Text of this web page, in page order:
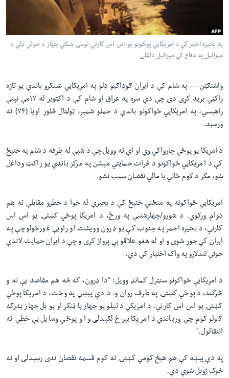
مخکې
مرکزي
لټون
واوړئ
Learning English
ژبې
په بحیره احمر کې د امریکایي پوځونو یو-اس-اس کارني نومی جنګي جهاز د حوثي ډلې د
میزائیل په دفاع کې میزائیل داغلی
واشنګټن —په شام کې د ایران ګوډاګیو ډلو په امریکایي عسکرو باندې یو تازه
راکټي برید کړی دی چې دې سره په عراق او شام کې د اکټوبر له ۱۷مې نېتې
راهېسي، په امریکایي ځواکونو باندې د حملو شمېر، ټولټال څلور اویا (۷۴) ته
ورسېد.
د امریکا یو پوځي چارواکي وي او اې ته وویل چې د شپې له طرفه د شام په ختیځ
کې د امریکایي ځواکونو د فرات حمایتي مېشن په مرکز باندې یو راکټ وداغل
شو، مګر د کوم ځاني یا مالي نقصان سبب نشو.
امریکایي ځواکونه په منځني ختیځ کې د بحیرې له خوا د خطرو مقابلې ته هم
دوام ورکوي. د شورو/چهارشنبې په ورځ، د امریکا پوځي کښتۍ یو اس اس
کارني، د بحیره احمر په جنوب کې یو ډرون وویشت او راویې غورځولو چې په
ایران کې جوړ شوی و او له هغو علاقو یې پرواز کړی و چې د ایران حمایت لاندې
حوثي تندلارو په واک اختیار کې دي.
د امریکايي ځواکونو سنټرل کمانډ وویل: "دا ډرون، که څه هم مقاصد یې نه و
څرګند، د پوځي کښتۍ په طرف روان و. د دې پېښې په وخت، د امریکا پوځي
کښتۍ یو اس اس کارني، د امریکې د تېلو یو جهاز یا ټنکر او یو بل جهاز بدرګه
کولو کوم چې ورباندې د امریکا بېرغ لګېدلی و او پوځي وسایل یې خطې ته
انتقالول."
په دې پېښه کې هم هېڅ کومې کښتۍ ته کوم قسمه نقصان ندی رسېدلی او نه
څوک ژوبل شوي دي.